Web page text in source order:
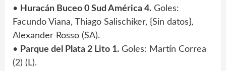
• Huracán Buceo 0 Sud América 4. Goles:
Facundo Viana, Thiago Salischiker, {Sin datos},
Alexander Rosso (SA).
• Parque del Plata 2 Lito 1. Goles: Martín Correa
(2) (L).